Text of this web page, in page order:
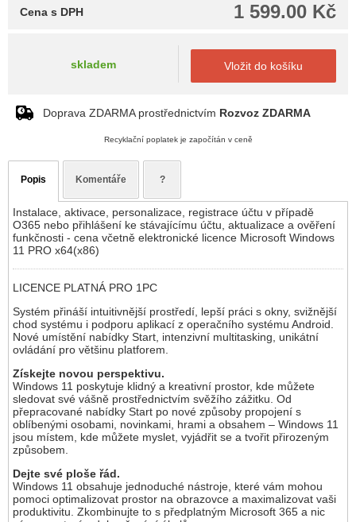
1 599.00 Kč
Cena s DPH
skladem Vložit do košíku
Doprava ZDARMA prostřednictvím Rozvoz ZDARMA
Recyklační poplatek je započítán v ceně
Popis Komentáře ?
Instalace, aktivace, personalizace, registrace účtu v případě
O365 nebo přihlášení ke stávajícímu účtu, aktualizace a ověření
funkčnosti - cena včetně elektronické licence Microsoft Windows
11 PRO x64(x86)
LICENCE PLATNÁ PRO 1PC
Systém přináší intuitivnější prostředí, lepší práci s okny, svižnější
chod systému i podporu aplikací z operačního systému Android.
Nové umístění nabídky Start, intenzivní multitasking, unikátní
ovládání pro většinu platforem.
Získejte novou perspektivu.
Windows 11 poskytuje klidný a kreativní prostor, kde můžete
sledovat své vášně prostřednictvím svěžího zážitku. Od
přepracované nabídky Start po nové způsoby propojení s
oblíbenými osobami, novinkami, hrami a obsahem – Windows 11
jsou místem, kde můžete myslet, vyjádřit se a tvořit přirozeným
způsobem.
Dejte své ploše řád.
Windows 11 obsahuje jednoduché nástroje, které vám mohou
pomoci optimalizovat prostor na obrazovce a maximalizovat vaši
produktivitu. Zkombinujte to s předplatným Microsoft 365 a nic